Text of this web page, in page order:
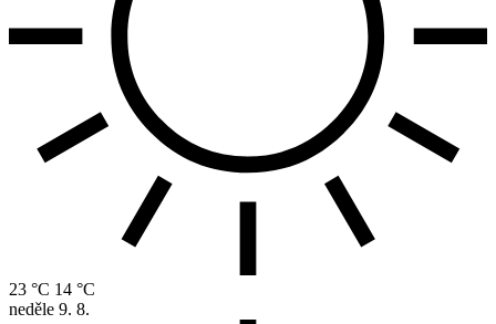
23 °C 14 °C
neděle 9. 8.